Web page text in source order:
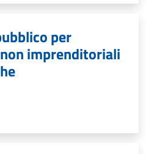
per
imprenditoriali